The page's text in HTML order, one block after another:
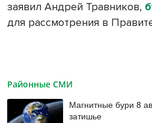
заявил Андрей Травников,
для рассмотрения в
Районные СМИ
Магнитные бури 8
затишье